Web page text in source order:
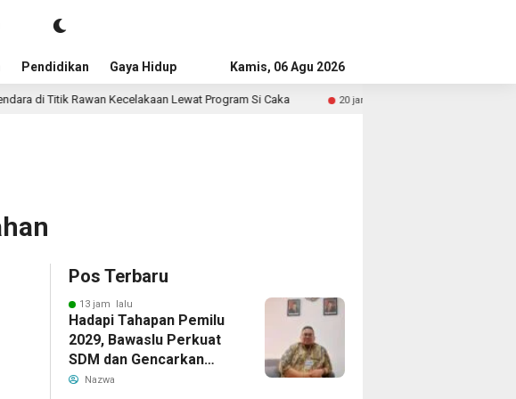
Pendidikan Gaya Hidup AdvertorialKamis, 06 Agu 2026
Kecelakaan Lewat Program Si Caka 20 jam lalu Merdeka Keluargaku, Merdeka Negeriku
Pos Terbaru
13 jam lalu
Hadapi Tahapan Pemilu
2029, Bawaslu Perkuat
SDM dan Gencarkan
Pendidikan Demokrasi
Nazwa